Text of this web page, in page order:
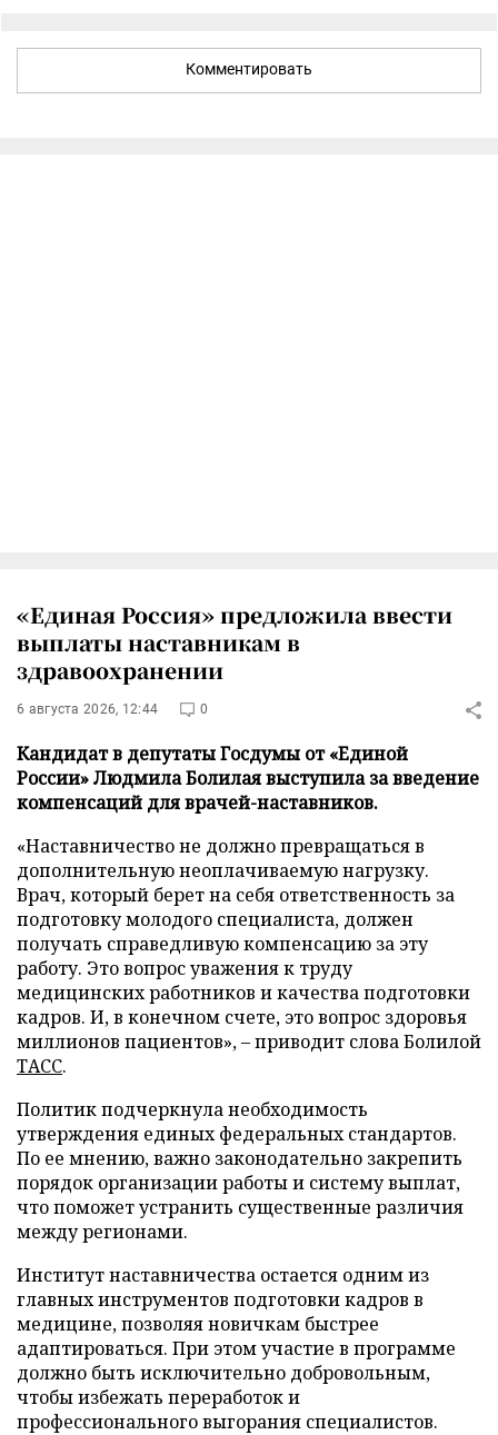
Комментировать
«Единая Россия» предложила ввести
выплаты наставникам в
здравоохранении
6 августа 2026, 12:44 0
Кандидат в депутаты Госдумы от «Единой
России» Людмила Болилая выступила за введение
компенсаций для врачей-наставников.
«Наставничество не должно превращаться в
дополнительную неоплачиваемую нагрузку.
Врач, который берет на себя ответственность за
подготовку молодого специалиста, должен
получать справедливую компенсацию за эту
работу. Это вопрос уважения к труду
медицинских работников и качества подготовки
кадров. И, в конечном счете, это вопрос здоровья
миллионов пациентов», – приводит слова Болилой
ТАСС.
Политик подчеркнула необходимость
утверждения единых федеральных стандартов.
По ее мнению, важно законодательно закрепить
порядок организации работы и систему выплат,
что поможет устранить существенные различия
между регионами.
Институт наставничества остается одним из
главных инструментов подготовки кадров в
медицине, позволяя новичкам быстрее
адаптироваться. При этом участие в программе
должно быть исключительно добровольным,
чтобы избежать переработок и
профессионального выгорания специалистов.